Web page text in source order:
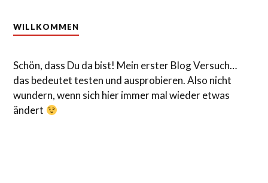
WILLKOMMEN
Schön, dass Du da bist! Mein erster Blog Versuch…
das bedeutet testen und ausprobieren. Also nicht
wundern, wenn sich hier immer mal wieder etwas
ändert